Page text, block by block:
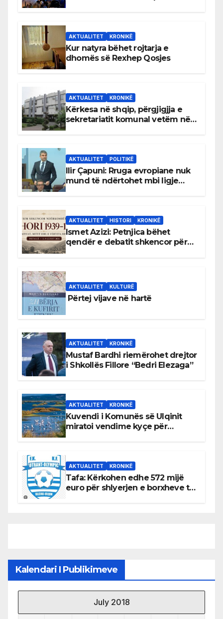
AKTUALITET KRONIKË
Kur natyra bëhet rojtarja e
dhomës së Rexhep Qosjes
AKTUALITET KRONIKË
Kërkesa në shqip, përgjigjja e
sekretariatit komunal vetëm në
AKTUALITET POLITIKË
Ilir Çapuni: Rruga evropiane nuk
mund të ndërtohet mbi ligje
AKTUALITET HISTORI KRONIKË
Ismet Azizi: Petnjica bëhet
qendër e debatit shkencor për
AKTUALITET KULTURË
Përtej vijave në hartë
AKTUALITET KRONIKË
Mustaf Bardhi riemërohet drejtor
i Shkollës Fillore “Bedri Elezaga”
AKTUALITET KRONIKË
Kuvendi i Komunës së Ulqinit
miratoi vendime kyçe për
AKTUALITET KRONIKË
Tafa: Kërkohen edhe 572 mijë
euro për shlyerjen e borxheve të
Kalendari I Publikimeve
July 2018